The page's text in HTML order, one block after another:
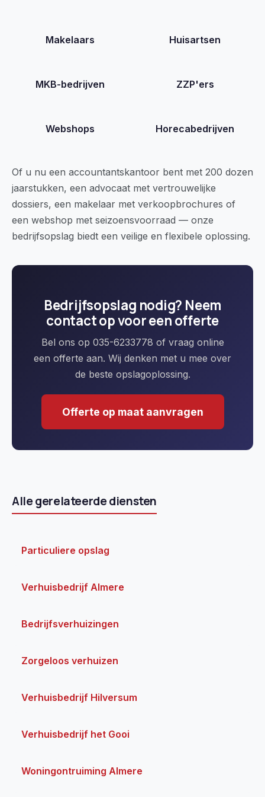
Makelaars Huisartsen
MKB-bedrijven ZZP'ers
Webshops Horecabedrijven
Of u nu een accountantskantoor bent met 200 dozen
jaarstukken, een advocaat met vertrouwelijke
dossiers, een makelaar met verkoopbrochures of
een webshop met seizoensvoorraad — onze
bedrijfsopslag biedt een veilige en flexibele oplossing.
Bedrijfsopslag nodig? Neem
contact op voor een offerte
Bel ons op 035-6233778 of vraag online
een offerte aan. Wij denken met u mee over
de beste opslagoplossing.
Offerte op maat aanvragen
Alle gerelateerde diensten
Particuliere opslag
Verhuisbedrijf Almere
Bedrijfsverhuizingen
Zorgeloos verhuizen
Verhuisbedrijf Hilversum
Verhuisbedrijf het Gooi
Woningontruiming Almere